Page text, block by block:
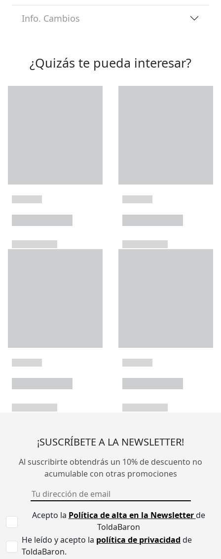
Info. Cambios
¿Quizás te pueda interesar?
¡SUSCRÍBETE A LA NEWSLETTER!
Al suscribirte obtendrás un 10% de descuento no
acumulable con otras promociones
Acepto la Política de alta en la Newsletterde
ToldaBaron
He leído y acepto la política de privacidad de
ToldaBaron.